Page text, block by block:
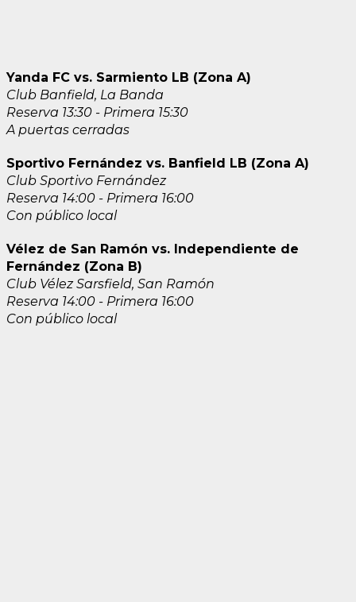
Yanda FC vs. Sarmiento LB (Zona A)
Club Banfield, La Banda
Reserva 13:30 - Primera 15:30
A puertas cerradas
Sportivo Fernández vs. Banfield LB (Zona A)
Club Sportivo Fernández
Reserva 14:00 - Primera 16:00
Con público local
Vélez de San Ramón vs. Independiente de
Fernández (Zona B)
Club Vélez Sarsfield, San Ramón
Reserva 14:00 - Primera 16:00
Con público local